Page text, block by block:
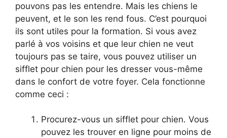
pouvons pas les entendre. Mais les chiens le
peuvent, et le son les rend fous. C’est pourquoi
ils sont utiles pour la formation. Si vous avez
parlé à vos voisins et que leur chien ne veut
toujours pas se taire, vous pouvez utiliser un
sifflet pour chien pour les dresser vous-même
dans le confort de votre foyer. Cela fonctionne
comme ceci :
Procurez-vous un sifflet pour chien. Vous
pouvez les trouver en ligne pour moins de